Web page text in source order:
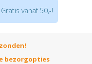
statisch
vanaf 50,-!
bezorgopties